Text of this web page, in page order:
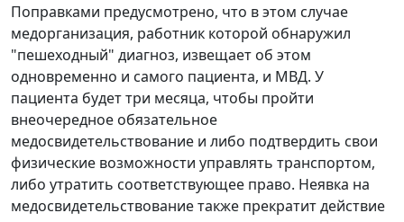
Поправками предусмотрено, что в этом случае
медорганизация, работник которой обнаружил
"пешеходный" диагноз, извещает об этом
одновременно и самого пациента, и МВД. У
пациента будет три месяца, чтобы пройти
внеочередное обязательное
медосвидетельствование и либо подтвердить свои
физические возможности управлять транспортом,
либо утратить соответствующее право. Неявка на
медосвидетельствование также прекратит действие